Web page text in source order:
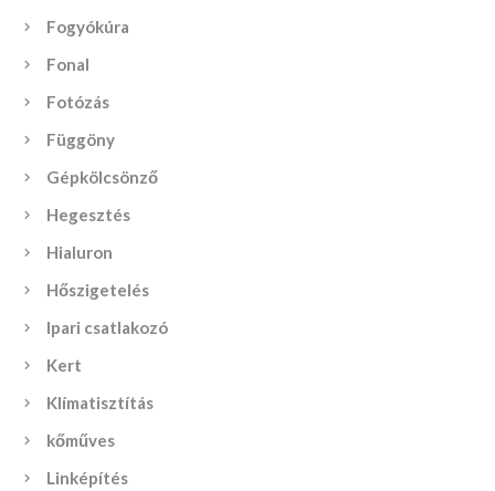
Fogyókúra
Fonal
Fotózás
Függöny
Gépkölcsönző
Hegesztés
Hialuron
Hőszigetelés
Ipari csatlakozó
Kert
Klímatisztítás
kőműves
Linképítés